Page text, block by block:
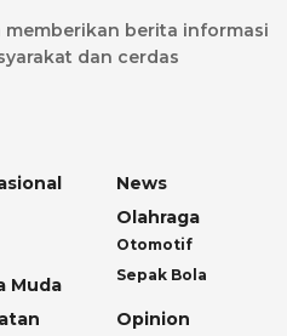
memberikan berita informasi
dan cerdas
Muda
News
Olahraga
Otomotif
Sepak Bola
Opinion